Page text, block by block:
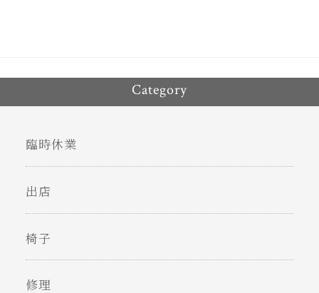
Category
臨時休業
出店
椅子
修理